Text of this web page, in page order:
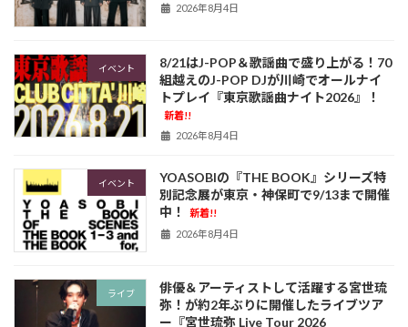
2026年8月4日
イベント
8/21はJ-POP＆歌謡曲で盛り上がる！70
組越えのJ-POP DJが川崎でオールナイ
トプレイ『東京歌謡曲ナイト2026』！
新着!!
2026年8月4日
イベント
YOASOBIの『THE BOOK』シリーズ特
別記念展が東京・神保町で9/13まで開催
中！
新着!!
2026年8月4日
ライブ
俳優＆アーティストして活躍する宮世琉
弥！が約2年ぶりに開催したライブツア
ー『宮世琉弥 Live Tour 2026